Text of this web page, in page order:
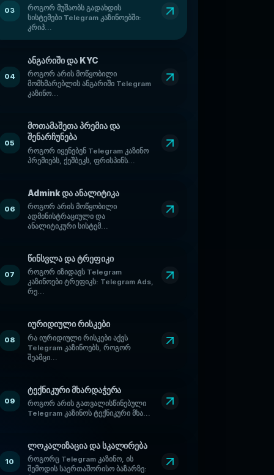
03
როგორ მუშაობს გადახდის
სისტემები Telegram კაზინოებში:
კრიპ...
04
ანგარიში და KYC
როგორ არის მოწყობილი
მომხმარებლის ანგარიში Telegram
კაზინო...
05
მოთამაშეთა პრემია და
შენარჩუნება
როგორ იყენებენ Telegram კაზინო
პრემიებს, ქეშბეკს, ფრისპინს...
06
Admink და ანალიტიკა
როგორ არის მოწყობილი
ადმინისტრაციული და
ანალიტიკური სისტემ...
07
წინსვლა და ტრეფიკი
როგორ იზიდავს Telegram
კაზინოები ტრეფიკს: Telegram Ads,
რე...
08
იურიდიული რისკები
რა იურიდიული რისკები აქვს
Telegram კაზინოებს, როგორ
შეამცი...
09
ტექნიკური მხარდაჭერა
როგორ არის გათვალისწინებული
Telegram კაზინოს ტექნიკური მხა...
10
ლოკალიზაცია და სკალირება
როგორც Telegram კაზინო, ის
შემოდის საერთაშორისო ბაზარზე: